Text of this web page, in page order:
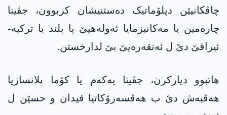
چاڤکانیێن دپلۆماتیک دەستنیشان کربوون، جڤینا
چارەمین یا مەکانیزمایا ئەولەھیێ یا بلند یا ترکیە-
ئیراقێ دێ ل ئەنقەرەیێ بێ لدارخستن.
ھاتبوو دیارکرن، جڤینا یەکەم یا کۆما پلانسازیا
ھەڤبەش دێ ب ھەڤسەرۆکاتیا فیدان و حسێن ل